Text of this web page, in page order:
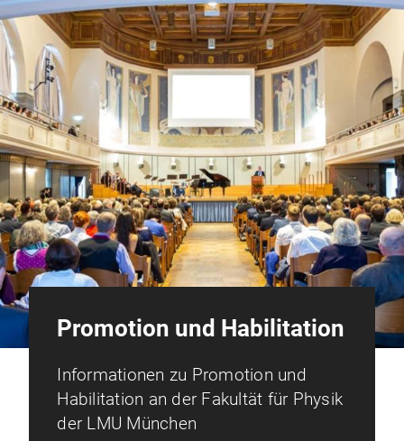
Promotion und Habilitation
Informationen zu Promotion und
Habilitation an der Fakultät für Physik
der LMU München